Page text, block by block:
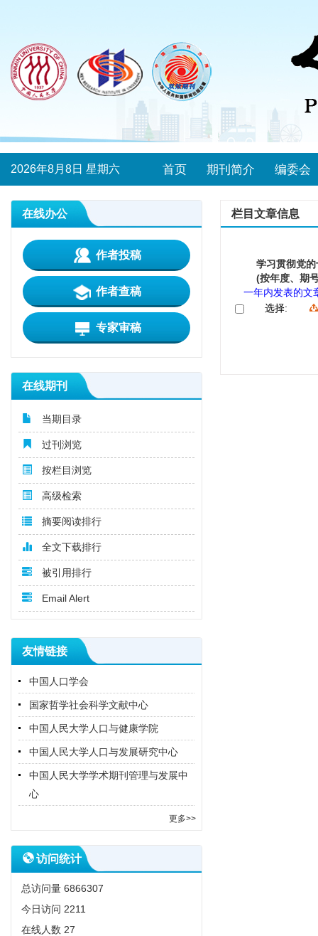
2026年8月8日 星期六 首页 期刊简介 编委会
在线办公
作者投稿
作者查稿
专家审稿
在线期刊
当期目录
过刊浏览
按栏目浏览
高级检索
摘要阅读排行
全文下载排行
被引用排行
Email Alert
友情链接
中国人口学会
国家哲学社会科学文献中心
中国人民大学人口与健康学院
中国人民大学人口与发展研究中心
中国人民大学学术期刊管理与发展中
心
更多>>
访问统计
总访问量 6866307
今日访问 2211
在线人数 27
栏目文章信息
学习贯彻党
(按年度、期
一年内发表的文
选择: